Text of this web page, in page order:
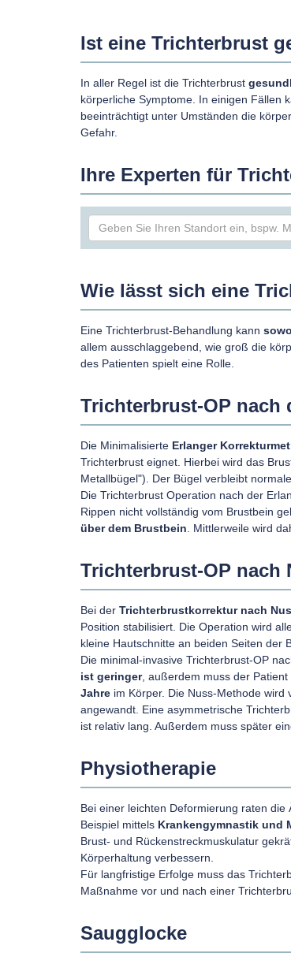
Ist eine Trichterbrust
In aller Regel ist die Trichterbrust
körperliche Symptome. In einigen Fällen
beeinträchtigt unter Umständen die
Gefahr.
Ihre Experten für
Wie lässt sich eine
Eine Trichterbrust-Behandlung kann
allem ausschlaggebend, wie groß die
des Patienten spielt eine Rolle.
Trichterbrust-OP nach
Die Minimalisierte Erlanger
Trichterbrust eignet. Hierbei wird das
Metallbügel"). Der Bügel verbleibt
Die Trichterbrust Operation nach der
Rippen nicht vollständig vom Brustbein
über dem Brustbein . Mittlerweile wird
Trichterbrust-OP nach
Bei der Trichterbrustkorrektur nach
Position stabilisiert. Die Operation wird
kleine Hautschnitte an beiden Seiten der
Die minimal-invasive Trichterbrust-OP
ist geringer, außerdem muss der Patient
Jahre im Körper. Die Nuss-Methode wird
angewandt. Eine asymmetrische
ist relativ lang. Außerdem muss später
Physiotherapie
Bei einer leichten Deformierung raten
Beispiel mittels Krankengymnastik und
Brust- und Rückenstreckmuskulatur
Körperhaltung verbessern.
Für langfristige Erfolge muss das
Maßnahme vor und nach einer
Saugglocke